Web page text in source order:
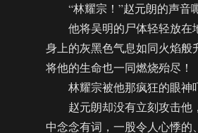
“林耀宗！”赵元朗的声音
他将吴明的尸体轻轻放在
身上的灰黑色气息如同火焰
将他的生命也一同燃烧殆尽！
林耀宗被他那疯狂的眼神吓
赵元朗却没有立刻攻击他
中念念有词，一股令人心悸